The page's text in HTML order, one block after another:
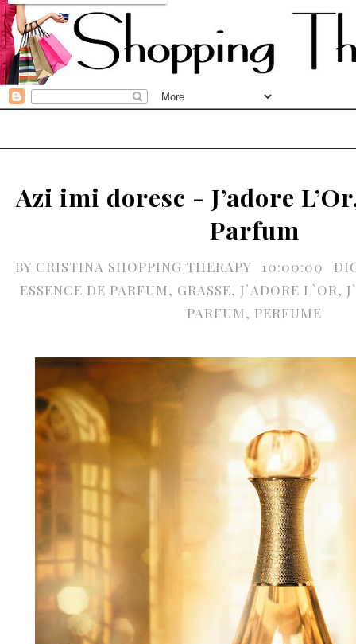
Azi imi doresc - J’adore
Parfum
BY CRISTINA SHOPPING THERAPY 10:00:00
ESSENCE DE PARFUM, GRASSE, J`ADORE L`OR,
PARFUM, PERFUME